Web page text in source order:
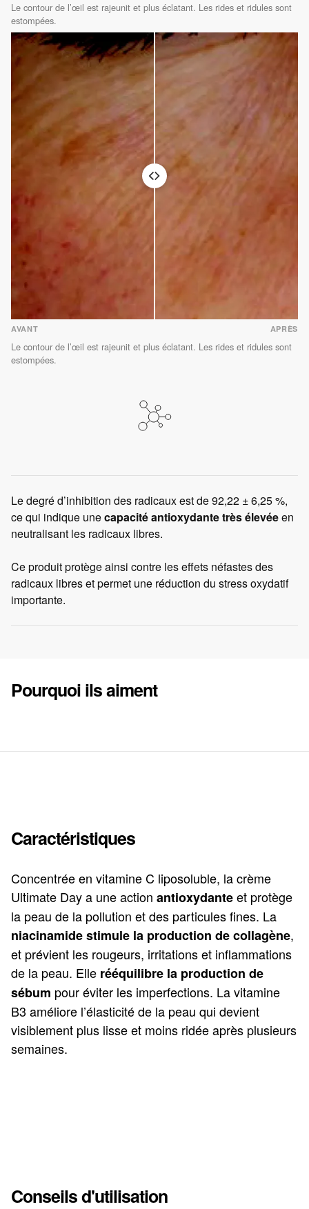
Le contour de l’œil est rajeunit et plus éclatant. Les rides et ridules sont
estompées.
AVANT APRÈS
Le contour de l’œil est rajeunit et plus éclatant. Les rides et ridules sont
estompées.
Le degré d’inhibition des radicaux est de 92,22 ± 6,25 %,
ce qui indique unecapacité antioxydante très élevéeen
neutralisant les radicaux libres.
Ce produit protège ainsi contre les effets néfastes des
radicaux libres et permet une réduction du stress oxydatif
importante.
Pourquoi ils aiment
Caractéristiques
Concentrée en vitamine C liposoluble, la crème
Ultimate Day a une action antioxydanteet protège
la peau de la pollution et des particules fines. La
niacinamidestimule la production de collagène,
et prévient les rougeurs, irritations et inflammations
de la peau. Elle rééquilibre la production de
sébum pour éviter les imperfections. La vitamine
B3 améliore l’élasticité de la peau qui devient
visiblement plus lisse et moins ridée après plusieurs
semaines.
Conseils d'utilisation